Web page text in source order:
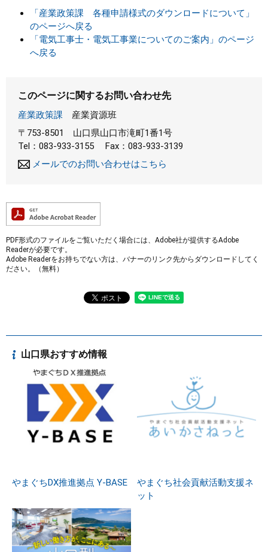
「産業政策課 各種申請様式のダウンロードについて」
のページへ戻る
「電気工事士・電気工事業についてのご案内」のページ
へ戻る
このページに関するお問い合わせ先
産業政策課
産業資源班
〒753-8501
山口県山口市滝町1番1号
Tel：083-933-3155
Fax：083-933-3139
メールでのお問い合わせはこちら
PDF形式のファイルをご覧いただく場合には、Adobe社が提供するAdobe
Readerが必要です。
Adobe Readerをお持ちでない方は、バナーのリンク先からダウンロードしてく
ださい。（無料）
山口県おすすめ情報
やまぐちDX推進拠点 Y-BASE
やまぐち社会貢献活動支援ネ
ット